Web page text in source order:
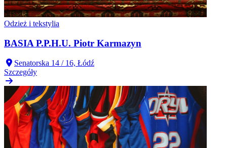
Odzież i tekstylia
BASIA P.P.H.U. Piotr Karmazyn
Senatorska 14 / 16, Łódź
Szczegóły